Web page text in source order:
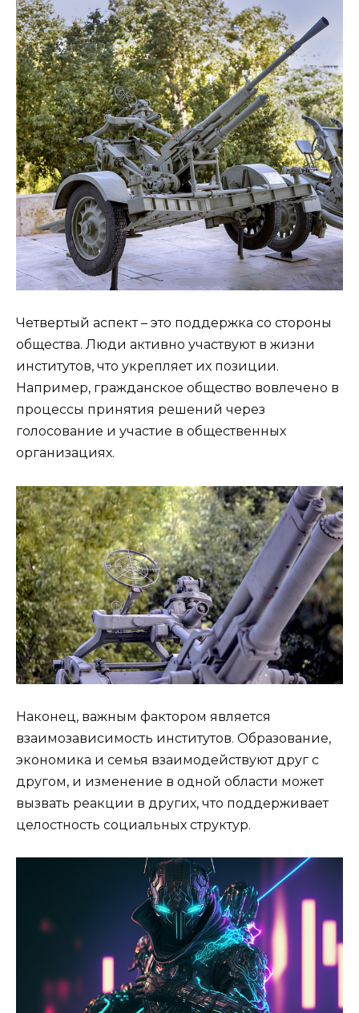
Четвертый аспект – это поддержка со стороны
общества. Люди активно участвуют в жизни
институтов, что укрепляет их позиции.
Например, гражданское общество вовлечено в
процессы принятия решений через
голосование и участие в общественных
организациях.
Наконец, важным фактором является
взаимозависимость институтов. Образование,
экономика и семья взаимодействуют друг с
другом, и изменение в одной области может
вызвать реакции в других, что поддерживает
целостность социальных структур.